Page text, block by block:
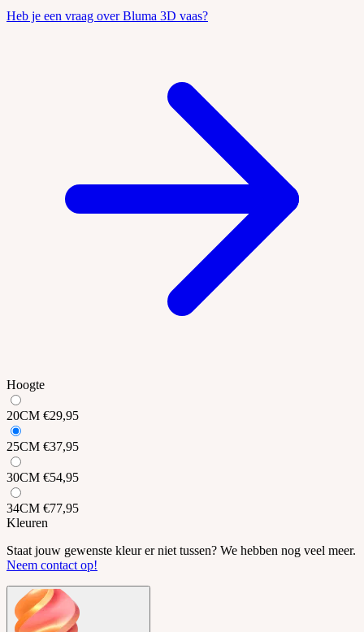
Heb je een vraag over Bluma 3D vaas?
Hoogte
20CM €29,95
25CM €37,95
30CM €54,95
34CM €77,95
Kleuren
Staat jouw gewenste kleur er niet tussen? We hebben nog veel meer.
Neem contact op!